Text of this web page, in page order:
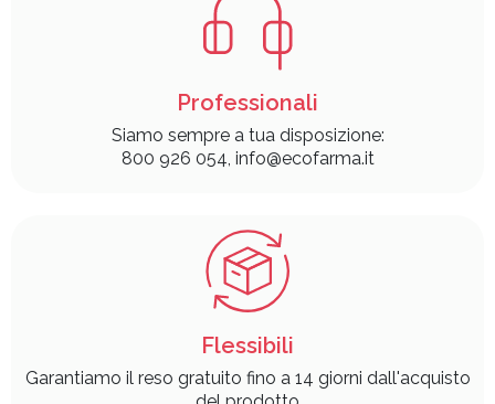
Professionali
Siamo sempre a tua disposizione:
800 926 054, info@ecofarma.it
Flessibili
Garantiamo il reso gratuito fino a 14 giorni dall'acquisto